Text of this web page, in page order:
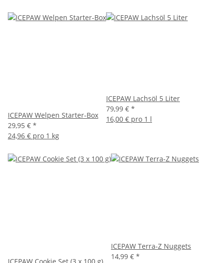
ICEPAW Welpen Starter-Box
29,95 € *
24,96 € pro 1 kg
ICEPAW Lachsöl 5 Liter
79,99 € *
16,00 € pro 1 l
ICEPAW Terra-Z Nuggets
14,99 € *